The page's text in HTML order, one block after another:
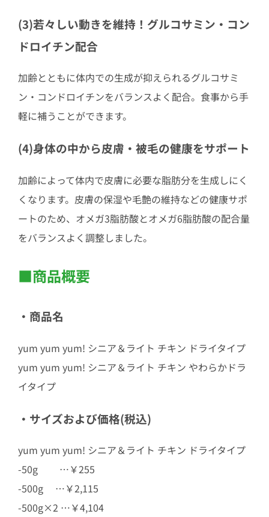
(3)若々しい動きを維持！グルコサミン・コン
ドロイチン配合
加齢とともに体内での生成が抑えられるグルコサミ
ン・コンドロイチンをバランスよく配合。食事から手
軽に補うことができます。
(4)身体の中から皮膚・被毛の健康をサポート
加齢によって体内で皮膚に必要な脂肪分を生成しにく
くなります。皮膚の保湿や毛艶の維持などの健康サポ
ートのため、オメガ3脂肪酸とオメガ6脂肪酸の配合量
をバランスよく調整しました。
■商品概要
・商品名
yum yum yum! シニア＆ライト チキン ドライタイプ
yum yum yum! シニア＆ライト チキン やわらかドラ
イタイプ
・サイズおよび価格(税込)
yum yum yum! シニア＆ライト チキン ドライタイプ
-50g …￥255
-500g …￥2,115
-500g×2 …￥4,104